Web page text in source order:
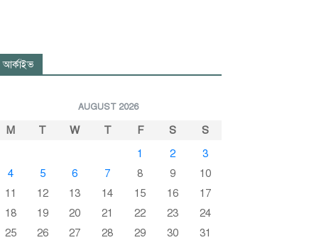
আর্কাইভ
AUGUST 2026
M T W T F S
S
1
2
3
4
5 6 7 8 9
10
11
12 13 14 15 16
17
18
19 20 21 22 23
24
25
26 27 28 29 30
31